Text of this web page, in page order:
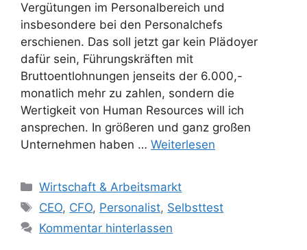
Vergütungen im Personalbereich und
insbesondere bei den Personalchefs
erschienen. Das soll jetzt gar kein Plädoyer
dafür sein, Führungskräften mit
Bruttoentlohnungen jenseits der 6.000,-
monatlich mehr zu zahlen, sondern die
Wertigkeit von Human Resources will ich
ansprechen. In größeren und ganz großen
Unternehmen haben … Weiterlesen
Kategorien
Wirtschaft & Arbeitsmarkt
Schlagwörter
CEO, CFO, Personalist, Selbsttest
Kommentar hinterlassen